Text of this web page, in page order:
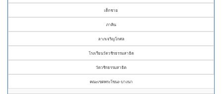
เด็กชาย
ภาคิน
ลาภเจริญโกศล
โรงเรียนวัดวชิรธรรมสาธิต
วัดวชิรธรรมสาธิต
คณะเขตพระโขนง-บางนา